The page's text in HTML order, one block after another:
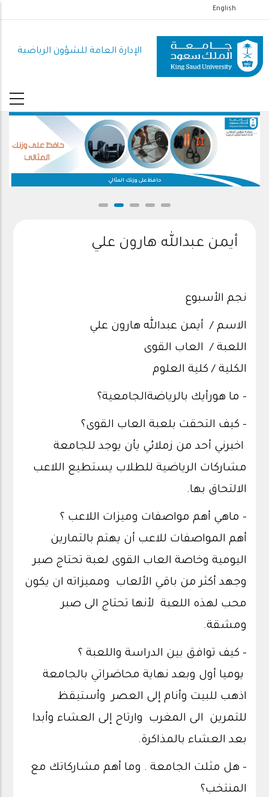
إلى
المحتوى
الرئيسي
English
الإدارة العامة للشؤون الرياضية
حافظ على وزنك المثالي
أيمن عبدالله هارون علي
نجم الأسبوع
الاسم / أيمن عبدالله هارون علي
اللعبة / العاب القوى
الكلية / كلية العلوم
- ما هورأيك بالرياضةالجامعية؟
- كيف التحقت بلعبة العاب القوى؟
اخبرني أحد من زملائي يأن يوجد للجامعة
مشاركات الرياضية للطلاب يستطيع اللاعب
الالتحاق بها.
- ماهي أهم مواصفات وميزات اللاعب ؟
أهم المواصفات للاعب أن يهتم بالتمارين
اليومية وخاصة العاب القوى لعبة تحتاج صبر
وجهد أكثر من باقي الألعاب ومميزاته ان يكون
محب لهذه اللعبة لأنها تحتاج الى صبر
ومشقة.
- كيف توافق بين الدراسة واللعبة ؟
يوميا أول وبعد نهاية محاضراتي بالجامعة
اذهب للبيت وأنام إلى العصر وأستيقظ
للتمرين الى المغرب وارتاح إلى العشاء وأبدا
بعد العشاء بالمذاكرة.
- هل مثلت الجامعة . وما أهم مشاركاتك مع
المنتخب؟